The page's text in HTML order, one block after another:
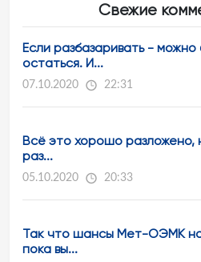
Свежие
Если разбазаривать -
остаться. И...
07.10.2020 22:31
Всё это хорошо разложено,
раз...
05.10.2020 20:33
Так что шансы Мет-ОЭМК
пока вы...